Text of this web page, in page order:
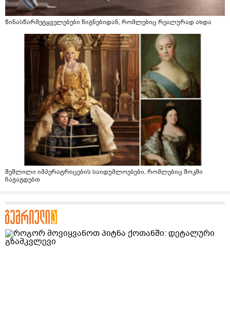
წინასწარმეტყველებები წიგნებიდან, რომლებიც რეალურად ახდა
შეშლილი იმპერატრიცების საიდუმლოებები, რომლებიც შოკში
ჩაგაგდებთ